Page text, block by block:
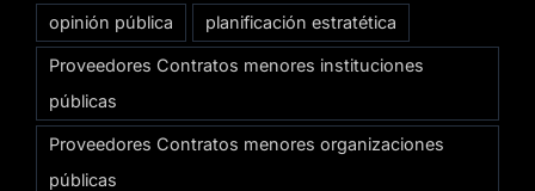
opinión pública planificación estratética
Proveedores Contratos menores instituciones
públicas
Proveedores Contratos menores organizaciones
públicas